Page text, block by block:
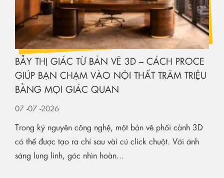
BẪY THỊ GIÁC TỪ BẢN VẼ 3D – CÁCH PROCE
GIÚP BẠN CHẠM VÀO NỘI THẤT TRĂM TRIỆU
BẰNG MỌI GIÁC QUAN
07 -07 -2026
Trong kỷ nguyên công nghệ, một bản vẽ phối cảnh 3D
có thể được tạo ra chỉ sau vài cú click chuột. Với ánh
sáng lung linh, góc nhìn hoàn...